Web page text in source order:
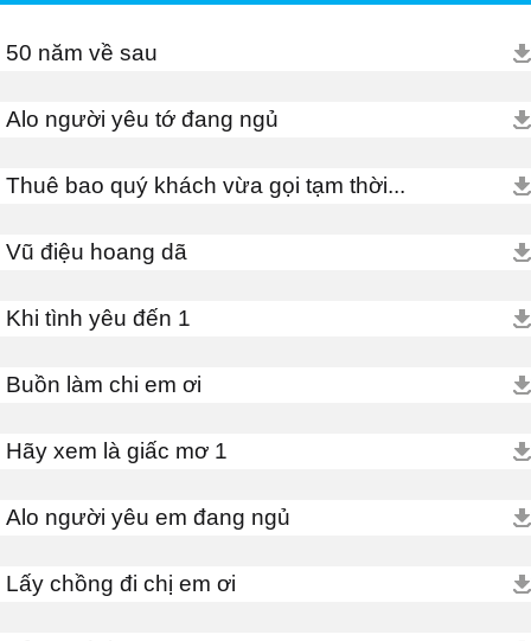
50 năm về sau
Alo người yêu tớ đang ngủ
Thuê bao quý khách vừa gọi tạm thời...
Vũ điệu hoang dã
Khi tình yêu đến 1
Buồn làm chi em ơi
Hãy xem là giấc mơ 1
Alo người yêu em đang ngủ
Lấy chồng đi chị em ơi